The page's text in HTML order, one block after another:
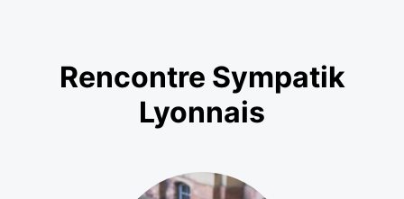
Rencontre Sympatik
Lyonnais